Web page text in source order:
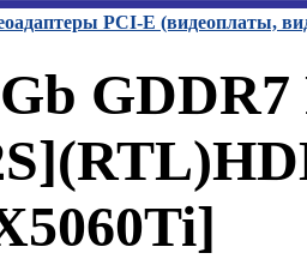
PCI-E (видеоплаты,